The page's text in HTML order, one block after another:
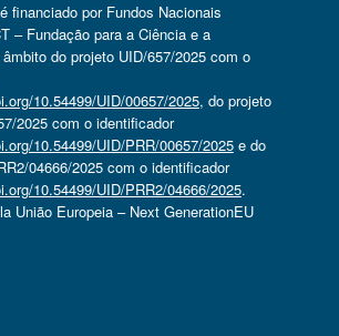
financiado por Fundos Nacionais
– Fundação para a Ciência e a
do projeto UID/657/2025 com o
10.54499/UID/00657/2025, do projeto
2025 com o identificador
10.54499/UID/PRR/00657/2025e do
04666/2025 com o identificador
10.54499/UID/PRR2/04666/2025.
União Europeia – Next GenerationEU